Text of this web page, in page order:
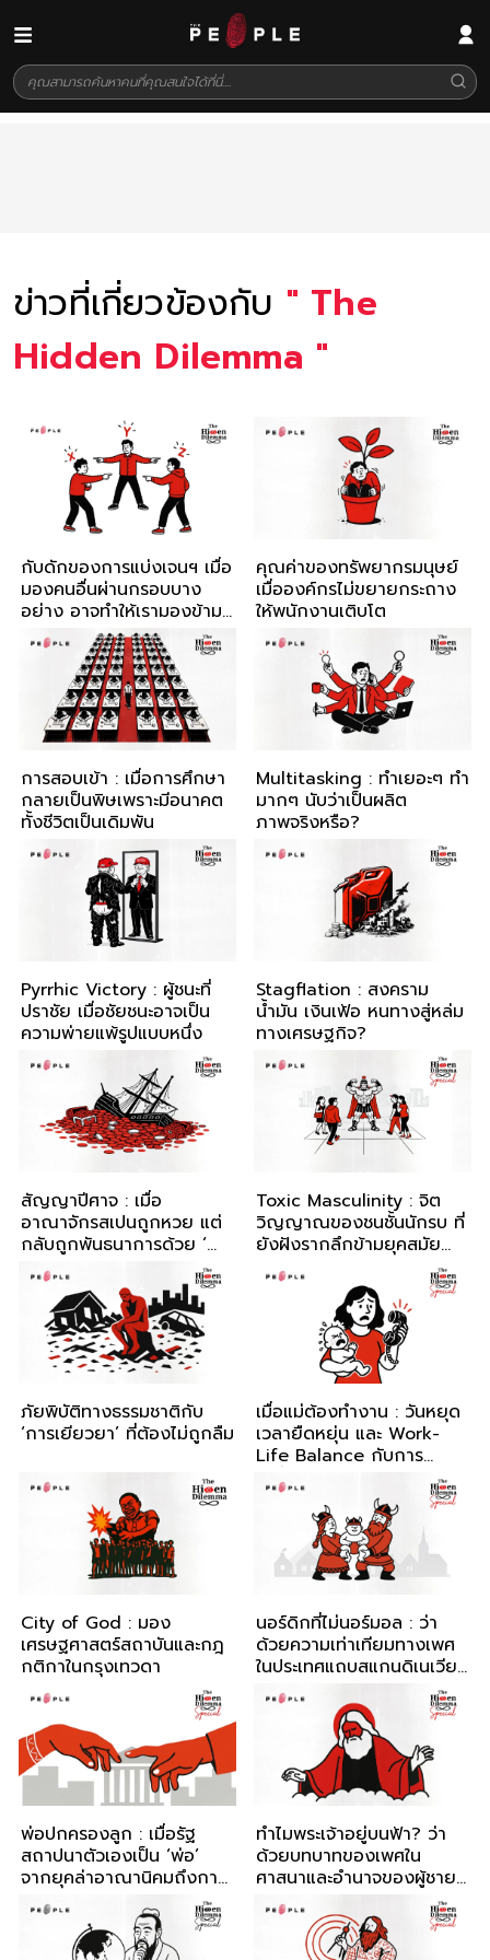
ข่าวที่เกี่ยวข้องกับ " The
Hidden Dilemma "
กับดักของการแบ่งเจนฯ เมื่อ
มองคนอื่นผ่านกรอบบาง
อย่าง อาจทำให้เรามองข้าม
บางสิ่งไป
คุณค่าของทรัพยากรมนุษย์
เมื่อองค์กรไม่ขยายกระถาง
ให้พนักงานเติบโต
การสอบเข้า : เมื่อการศึกษา
กลายเป็นพิษเพราะมีอนาคต
ทั้งชีวิตเป็นเดิมพัน
Multitasking : ทำเยอะๆ ทำ
มากๆ นับว่าเป็นผลิต
ภาพจริงหรือ?
Pyrrhic Victory : ผู้ชนะที่
ปราชัย เมื่อชัยชนะอาจเป็น
ความพ่ายแพ้รูปแบบหนึ่ง
Stagflation : สงคราม
น้ำมัน เงินเฟ้อ หนทางสู่หล่ม
ทางเศรษฐกิจ?
สัญญาปีศาจ : เมื่อ
อาณาจักรสเปนถูกหวย แต่
กลับถูกพันธนาการด้วย ‘คำ
สาป’
Toxic Masculinity : จิต
วิญญาณของชนชั้นนักรบ ที่
ยังฝังรากลึกข้ามยุคสมัย
กับ ธเนศ วงศ์นานนาวา
ภัยพิบัติทางธรรมชาติกับ
‘การเยียวยา’ ที่ต้องไม่ถูกลืม
เมื่อแม่ต้องทำงาน : วันหยุด
เวลายืดหยุ่น และ Work-
Life Balance กับการ
เปลี่ยนผ่านบทบาทหญิงใน
สังคม
City of God : มอง
เศรษฐศาสตร์​สถาบันและกฎ
กติกาในกรุงเทวดา
นอร์ดิกที่ไม่นอร์มอล : ว่า
ด้วยความเท่าเทียมทางเพศ
ในประเทศแถบสแกนดิเนเวีย
กับ ธเนศ วงศ์ยานนาวา
พ่อปกครองลูก : เมื่อรัฐ
สถาปนาตัวเองเป็น ‘พ่อ’
จากยุคล่าอาณานิคมถึงการ
ปฏิวัติอเมริกา
ทำไมพระเจ้าอยู่บนฟ้า? ว่า
ด้วยบทบาทของเพศใน
ศาสนาและอำนาจของผู้ชาย
ในพระเจ้า กับ ธเนศ วงศ์
ยานนาวา